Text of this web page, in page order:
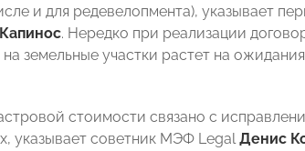
и для редевелопмента), указывает
. Нередко при реализации
земельные участки растет на
стоимости связано с
указывает советник МЭФ LegalДенис